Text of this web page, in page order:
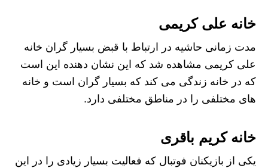
خانه علی کریمی
مدت زمانی حاشیه در ارتباط با قبض بسیار گران خانه
علی کریمی مشاهده شد که این نشان دهنده این است
که در خانه زندگی می کند که بسیار گران است و خانه
های مختلفی را در مناطق مختلفی دارد.
خانه کریم باقری
یکی از بازیکنان فوتبال که فعالیت بسیار زیادی را در این